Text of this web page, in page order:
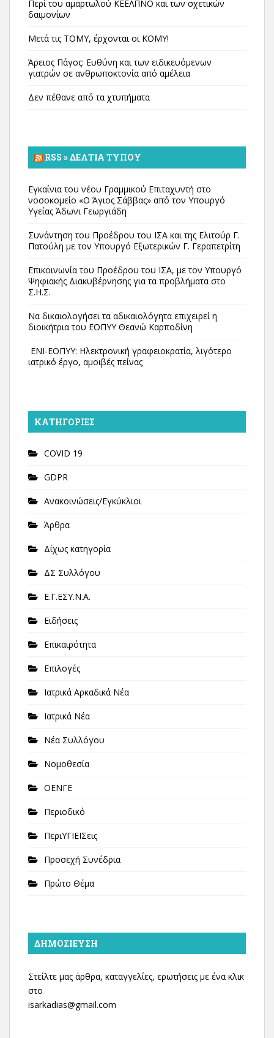
Περί του αμαρτωλού ΚΕΕΛΠΝΟ και των σχετικών
δαιμονίων
Μετά τις ΤΟΜΥ, έρχονται οι ΚΟΜΥ!
Άρειος Πάγος: Ευθύνη και των ειδικευόμενων
γιατρών σε ανθρωποκτονία από αμέλεια
Δεν πέθανε από τα χτυπήματα
RSS » ΔΕΛΤΊΑ ΤΎΠΟΥ
Εγκαίνια του νέου Γραμμικού Επιταχυντή στο
νοσοκομείο «Ο Άγιος Σάββας» από τον Υπουργό
Υγείας Άδωνι Γεωργιάδη
Συνάντηση του Προέδρου του ΙΣΑ και της Ελιτούρ Γ.
Πατούλη με τον Υπουργό Εξωτερικών Γ. Γεραπετρίτη
Επικοινωνία του Προέδρου του ΙΣΑ, με τον Υπουργό
Ψηφιακής Διακυβέρνησης για τα προβλήματα στο
Σ.Η.Σ.
Να δικαιολογήσει τα αδικαιολόγητα επιχειρεί η
διοικήτρια του ΕΟΠΥΥ Θεανώ Καρποδίνη
ΕΝΙ-ΕΟΠΥΥ: Ηλεκτρονική γραφειοκρατία, λιγότερο
ιατρικό έργο, αμοιβές πείνας
KΑΤΗΓΟΡΊΕΣ
COVID 19
GDPR
Ανακοινώσεις/Εγκύκλιοι
Άρθρα
Δίχως κατηγορία
ΔΣ Συλλόγου
Ε.Γ.ΕΣΥ.Ν.Α.
Ειδήσεις
Επικαιρότητα
Επιλογές
Ιατρικά Αρκαδικά Νέα
Ιατρικά Νέα
Νέα Συλλόγου
Νομοθεσία
ΟΕΝΓΕ
Περιοδικό
ΠεριΥΓΙΕΙΣεις
Προσεχή Συνέδρια
Πρώτο Θέμα
ΔΗΜΟΣΊΕΥΣΗ
Στείλτε μας άρθρα, καταγγελίες, ερωτήσεις με ένα κλικ
στο
isarkadias@gmail.com